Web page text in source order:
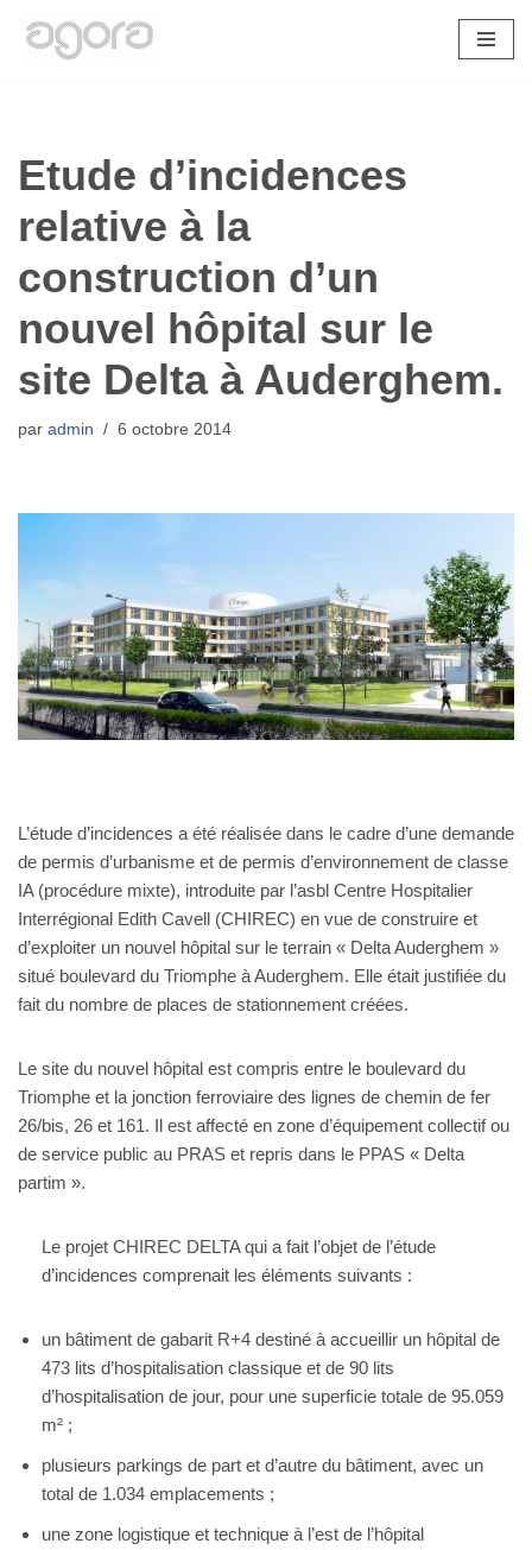
Etude d’incidences
relative à la
construction d’un
nouvel hôpital sur le
site Delta à Auderghem.
par admin 6 octobre 2014
L’étude d’incidences a été réalisée dans le cadre d’une demande
de permis d’urbanisme et de permis d’environnement de classe
IA (procédure mixte), introduite par l’asbl Centre Hospitalier
Interrégional Edith Cavell (CHIREC) en vue de construire et
d’exploiter un nouvel hôpital sur le terrain « Delta Auderghem »
situé boulevard du Triomphe à Auderghem. Elle était justifiée du
fait du nombre de places de stationnement créées.
Le site du nouvel hôpital est compris entre le boulevard du
Triomphe et la jonction ferroviaire des lignes de chemin de fer
26/bis, 26 et 161. Il est affecté en zone d’équipement collectif ou
de service public au PRAS et repris dans le PPAS « Delta
partim ».
Le projet CHIREC DELTA qui a fait l’objet de l’étude
d’incidences comprenait les éléments suivants :
un bâtiment de gabarit R+4 destiné à accueillir un hôpital de
473 lits d’hospitalisation classique et de 90 lits
d’hospitalisation de jour, pour une superficie totale de 95.059
m² ;
plusieurs parkings de part et d’autre du bâtiment, avec un
total de 1.034 emplacements ;
une zone logistique et technique à l’est de l’hôpital